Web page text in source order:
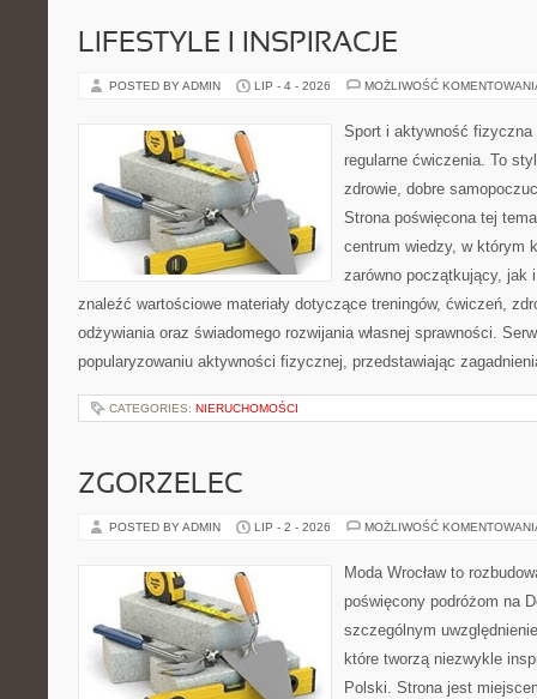
LIFESTYLE I INSPIRACJE
POSTED BY ADMIN LIP - 4 - 2026 MOŻLIWOŚĆ
Sport i aktywność
regularne ćwiczenia. To
zdrowie, dobre
Strona poświęcona tej
centrum wiedzy, w którym
zarówno początkujący, jak
znaleźć wartościowe materiały dotyczące treningów, ćwiczeń,
odżywiania oraz świadomego rozwijania własnej sprawności.
popularyzowaniu aktywności fizycznej, przedstawiając
CATEGORIES: NIERUCHOMOŚCI
ZGORZELEC
POSTED BY ADMIN LIP - 2 - 2026 MOŻLIWOŚĆ
Moda Wrocław to
poświęcony podróżom na
szczególnym
które tworzą niezwykle
Polski. Strona jest